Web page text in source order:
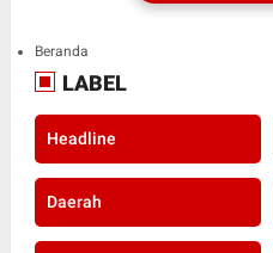
Beranda
LABEL
Headline
Daerah